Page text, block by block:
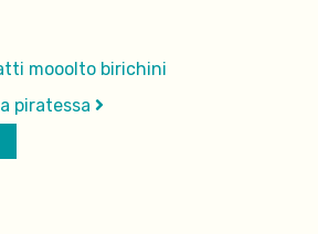
mooolto birichini
piratessa